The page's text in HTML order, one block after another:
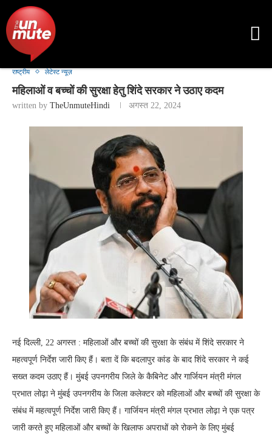
राष्ट्रीय लेटेस्ट न्यूज़
महिलाओं व बच्चों की सुरक्षा हेतु शिंदे सरकार ने उठाए कदम
written by TheUnmuteHindi अगस्त 22, 2024
नई दिल्ली, 22 अगस्त : महिलाओं और बच्चों की सुरक्षा के संबंध में शिंदे सरकार ने
महत्वपूर्ण निर्देश जारी किए हैं। बता दें कि बदलापुर कांड के बाद शिंदे सरकार ने कई
सख्त कदम उठाए हैं। मुंबई उपनगरीय जिले के कैबिनेट और गार्जियन मंत्री मंगल
प्रभात लोढ़ा ने मुंबई उपनगरीय के जिला कलेक्टर को महिलाओं और बच्चों की सुरक्षा के
संबंध में महत्वपूर्ण निर्देश जारी किए हैं। गार्जियन मंत्री मंगल प्रभात लोढ़ा ने एक पत्र
जारी करते हुए महिलाओं और बच्चों के खिलाफ अपराधों को रोकने के लिए मुंबई